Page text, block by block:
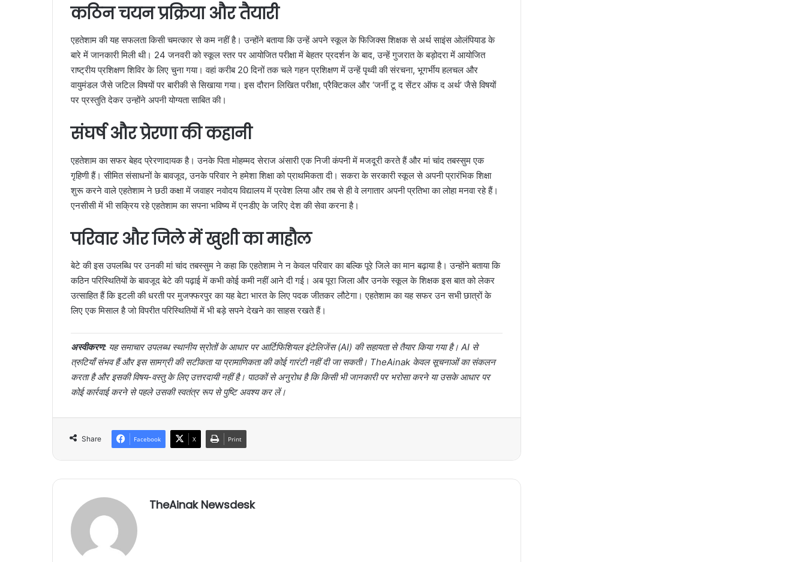
कठिन चयन प्रक्रिया और तैयारी
एहतेशाम की यह सफलता किसी चमत्कार से कम नहीं है। उन्होंने बताया कि उन्हें अपने स्कूल के फिजिक्स शिक्षक से अर्थ साइंस ओलंपियाड के
बारे में जानकारी मिली थी। 24 जनवरी को स्कूल स्तर पर आयोजित परीक्षा में बेहतर प्रदर्शन के बाद, उन्हें गुजरात के बड़ोदरा में आयोजित
राष्ट्रीय प्रशिक्षण शिविर के लिए चुना गया। वहां करीब 20 दिनों तक चले गहन प्रशिक्षण में उन्हें पृथ्वी की संरचना, भूगर्भीय हलचल और
वायुमंडल जैसे जटिल विषयों पर बारीकी से सिखाया गया। इस दौरान लिखित परीक्षा, प्रैक्टिकल और ‘जर्नी टू द सेंटर ऑफ द अर्थ’ जैसे विषयों
पर प्रस्तुति देकर उन्होंने अपनी योग्यता साबित की।
संघर्ष और प्रेरणा की कहानी
एहतेशाम का सफर बेहद प्रेरणादायक है। उनके पिता मोहम्मद सेराज अंसारी एक निजी कंपनी में मजदूरी करते हैं और मां चांद तबस्सुम एक
गृहिणी हैं। सीमित संसाधनों के बावजूद, उनके परिवार ने हमेशा शिक्षा को प्राथमिकता दी। सकरा के सरकारी स्कूल से अपनी प्रारंभिक शिक्षा
शुरू करने वाले एहतेशाम ने छठी कक्षा में जवाहर नवोदय विद्यालय में प्रवेश लिया और तब से ही वे लगातार अपनी प्रतिभा का लोहा मनवा रहे हैं।
एनसीसी में भी सक्रिय रहे एहतेशाम का सपना भविष्य में एनडीए के जरिए देश की सेवा करना है।
परिवार और जिले में खुशी का माहौल
बेटे की इस उपलब्धि पर उनकी मां चांद तबस्सुम ने कहा कि एहतेशाम ने न केवल परिवार का बल्कि पूरे जिले का मान बढ़ाया है। उन्होंने बताया कि
कठिन परिस्थितियों के बावजूद बेटे की पढ़ाई में कभी कोई कमी नहीं आने दी गई। अब पूरा जिला और उनके स्कूल के शिक्षक इस बात को लेकर
उत्साहित हैं कि इटली की धरती पर मुजफ्फरपुर का यह बेटा भारत के लिए पदक जीतकर लौटेगा। एहतेशाम का यह सफर उन सभी छात्रों के
लिए एक मिसाल है जो विपरीत परिस्थितियों में भी बड़े सपने देखने का साहस रखते हैं।
अस्वीकरण: यह समाचार उपलब्ध स्थानीय स्रोतों के आधार पर आर्टिफिशियल इंटेलिजेंस (AI) की सहायता से तैयार किया गया है। AI से
त्रुटियाँ संभव हैं और इस सामग्री की सटीकता या प्रामाणिकता की कोई गारंटी नहीं दी जा सकती। TheAinak केवल सूचनाओं का संकलन
करता है और इसकी विषय-वस्तु के लिए उत्तरदायी नहीं है। पाठकों से अनुरोध है कि किसी भी जानकारी पर भरोसा करने या उसके आधार पर
कोई कार्रवाई करने से पहले उसकी स्वतंत्र रूप से पुष्टि अवश्य कर लें।
Share Facebook X Print
TheAinak Newsdesk